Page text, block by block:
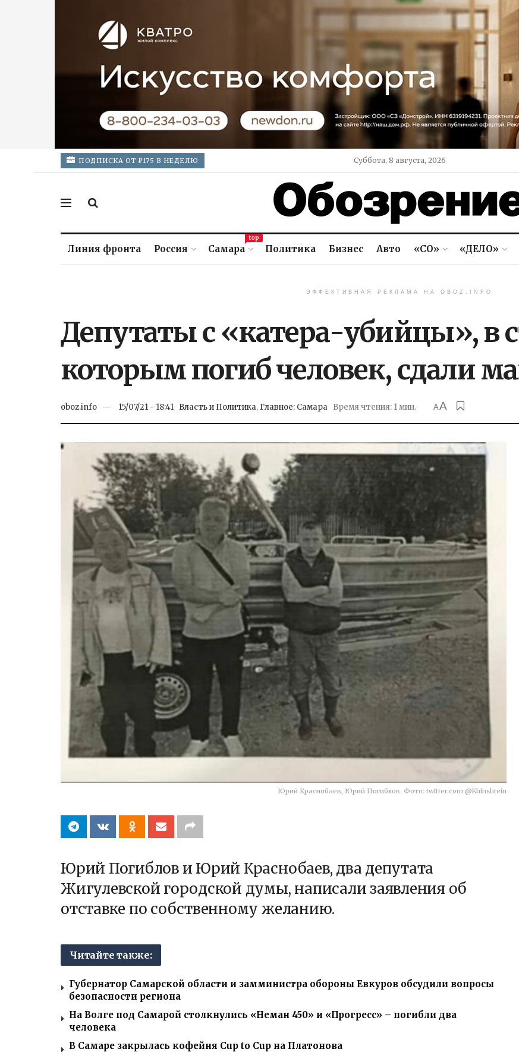
ПОДПИСКА ОТ ₽175 В НЕДЕЛЮ Суббота, 8 августа, 2026
Линия фронта Россия Самара
top
Политика Бизнес Авто «СО» «ДЕЛО»
ЭФФЕКТИВНАЯ РЕКЛАМА НА OBOZ.INFO
Депутаты с «катера-убийцы», в
которым погиб человек, сдали
oboz.info 15/07/21 - 18:41 Власть и Политика,Главное: Самара Время чтения: 1 мин. AA
Юрий Краснобаев, Юрий Погиблов. Фото: twitter.com @Khinshtein
Юрий Погиблов и Юрий Краснобаев, два депутата
Жигулевской городской думы, написали заявления об
отставке по собственному желанию.
Читайте также:
Губернатор Самарской области и замминистра обороны Евкуров обсудили вопросы
безопасности региона
На Волге под Самарой столкнулись «Неман 450» и «Прогресс» – погибли два
человека
В Самаре закрылась кофейня Cup to Cup на Платонова